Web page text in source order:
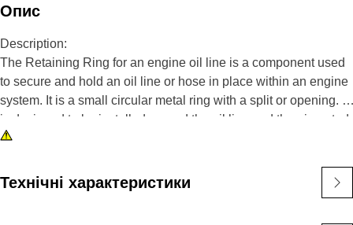
Опис
Description:
The Retaining Ring for an engine oil line is a component used
to secure and hold an oil line or hose in place within an engine
system. It is a small circular metal ring with a split or opening. It
is designed to be installed around the oil line and then inserted
into a groove or recess on the engine or oil line fitting. Once in
disconnecting during engine operation, ensuring a secure and
leak-free connection.
Технічні характеристики